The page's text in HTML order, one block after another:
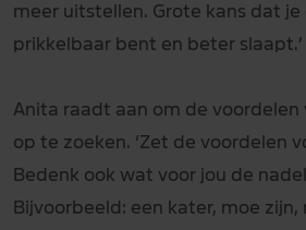
meer uitstellen. Grote kans dat
prikkelbaar bent en beter slaapt.’
Anita raadt aan om de voordelen
op te zoeken. ‘Zet de voordelen
Bedenk ook wat voor jou de
Bijvoorbeeld: een kater, moe